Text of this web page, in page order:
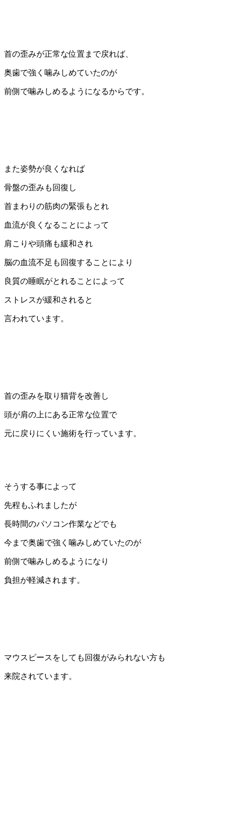
首の歪みが正常な位置まで戻れば、
奥歯で強く噛みしめていたのが
前側で噛みしめるようになるからです。
また姿勢が良くなれば
骨盤の歪みも回復し
首まわりの筋肉の緊張もとれ
血流が良くなることによって
肩こりや頭痛も緩和され
脳の血流不足も回復することにより
良質の睡眠がとれることによって
ストレスが緩和されると
言われています。
首の歪みを取り猫背を改善し
頭が肩の上にある正常な位置で
元に戻りにくい施術を行っています。
そうする事によって
先程もふれましたが
長時間のパソコン作業などでも
今まで奥歯で強く噛みしめていたのが
前側で噛みしめるようになり
負担が軽減されます。
マウスピースをしても回復がみられない方も
来院されています。